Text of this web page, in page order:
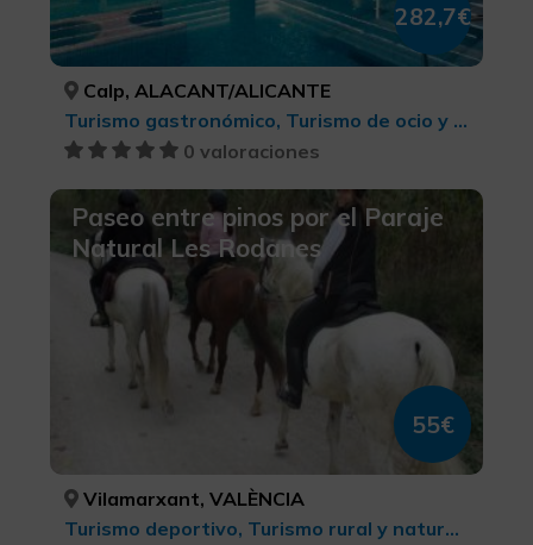
282,7€
Calp, ALACANT/ALICANTE
Turismo gastronómico, Turismo de ocio y diversión, Belleza y salud
0 valoraciones
Paseo entre pinos por el Paraje
Natural Les Rodanes
55€
Vilamarxant, VALÈNCIA
Turismo deportivo, Turismo rural y natural, Parques Naturales, Turismo ecuestre